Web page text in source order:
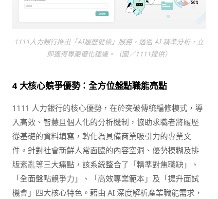
1111人力銀行推出「AI履歷健檢」服務，透過 AI 精準分析，立
即獲得專屬優化建議。（圖／1111提供）
4 大核心競爭優勢：全方位盤點職能亮點
1111 人力銀行的核心優勢，在於突破傳統編修模式，導
入高效、智慧且個人化的分析機制，協助求職者將履歷
從基礎的資料填寫，轉化為具備商業吸引力的專業文
件。針對社會新鮮人常面臨的內容空洞、優勢模糊及排
版紊亂等三大痛點，該系統整合了「精準對焦職缺」、
「全面盤點競爭力」、「高效專業範本」及「提升面試
機會」四大核心特色。藉由 AI 深度解析產業職能需求，